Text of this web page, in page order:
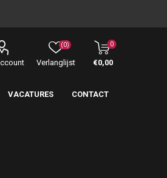
Verlanglijst
(0) 0
€0,00
VACATURES CONTACT